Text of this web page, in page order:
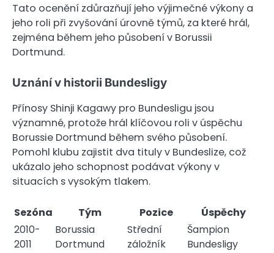
Tato ocenění zdůrazňují jeho výjimečné výkony a
jeho roli při zvyšování úrovně týmů, za které hrál,
zejména během jeho působení v Borussii
Dortmund.
Uznání v historii Bundesligy
Přínosy Shinji Kagawy pro Bundesligu jsou
významné, protože hrál klíčovou roli v úspěchu
Borussie Dortmund během svého působení.
Pomohl klubu zajistit dva tituly v Bundeslize, což
ukázalo jeho schopnost podávat výkony v
situacích s vysokým tlakem.
Sezóna Tým Pozice
Úspěchy
2010-
2011
Borussia
Dortmund
Střední
záložník
Šampion
Bundesligy